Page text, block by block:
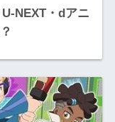
NEXT・dアニ